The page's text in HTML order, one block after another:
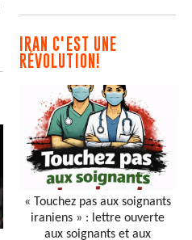
IRAN C'EST UNE
RÉVOLUTION!
« Touchez pas aux soignants
iraniens » : lettre ouverte
aux soignants et aux